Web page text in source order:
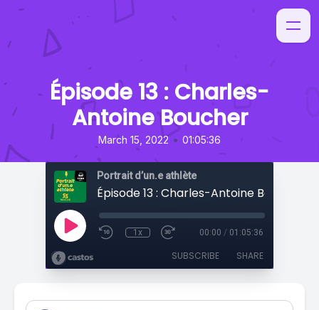
Épisode 13 : Charles-
Antoine Boucher
March 15, 2022 • 01:05:36
Portrait d’un.e athlète
Épisode 13 : Charles-Antoine Boucher
1x 00:00 / 01:05:36
SUBSCRIBE SHARE